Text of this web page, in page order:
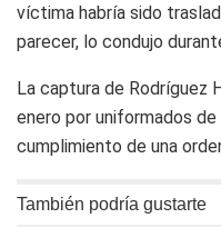
víctima habría sido
parecer, lo condujo
La captura de Rodríguez
enero por uniformados
cumplimiento de una
También podría gustarte